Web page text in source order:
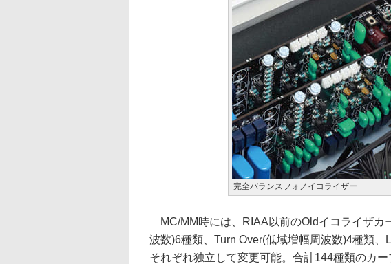
完全バランスフォノイコライザー
MC/MM時には、RIAA以前のOldイコライザカ
波数)6種類、Turn Over(低域増幅周波数)4種類
それぞれ独立して変更可能。合計144種類のカー